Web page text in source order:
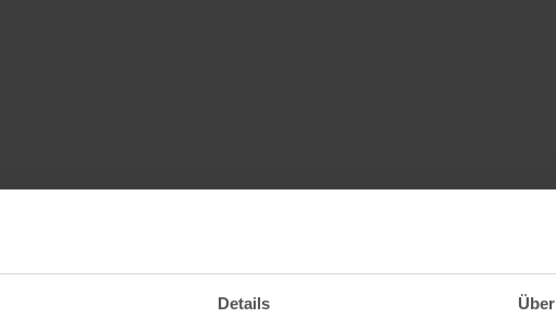
Details